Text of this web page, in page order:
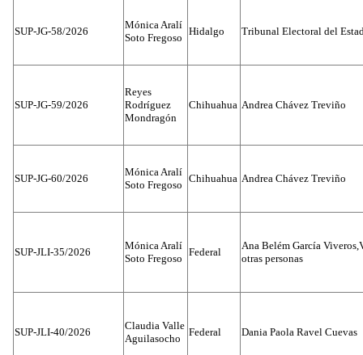
SUP-JG-58/2026
Mónica Aralí
Soto Fregoso
Hidalgo Tribunal Electoral del
SUP-JG-59/2026
Reyes
Rodríguez
Mondragón
Chihuahua Andrea Chávez Treviño
SUP-JG-60/2026
Mónica Aralí
Soto Fregoso
Chihuahua Andrea Chávez Treviño
SUP-JLI-35/2026
Mónica Aralí
Soto Fregoso
Federal
Ana Belém García
otras personas
SUP-JLI-40/2026
Claudia Valle
Aguilasocho
Federal Dania Paola Ravel Cuevas